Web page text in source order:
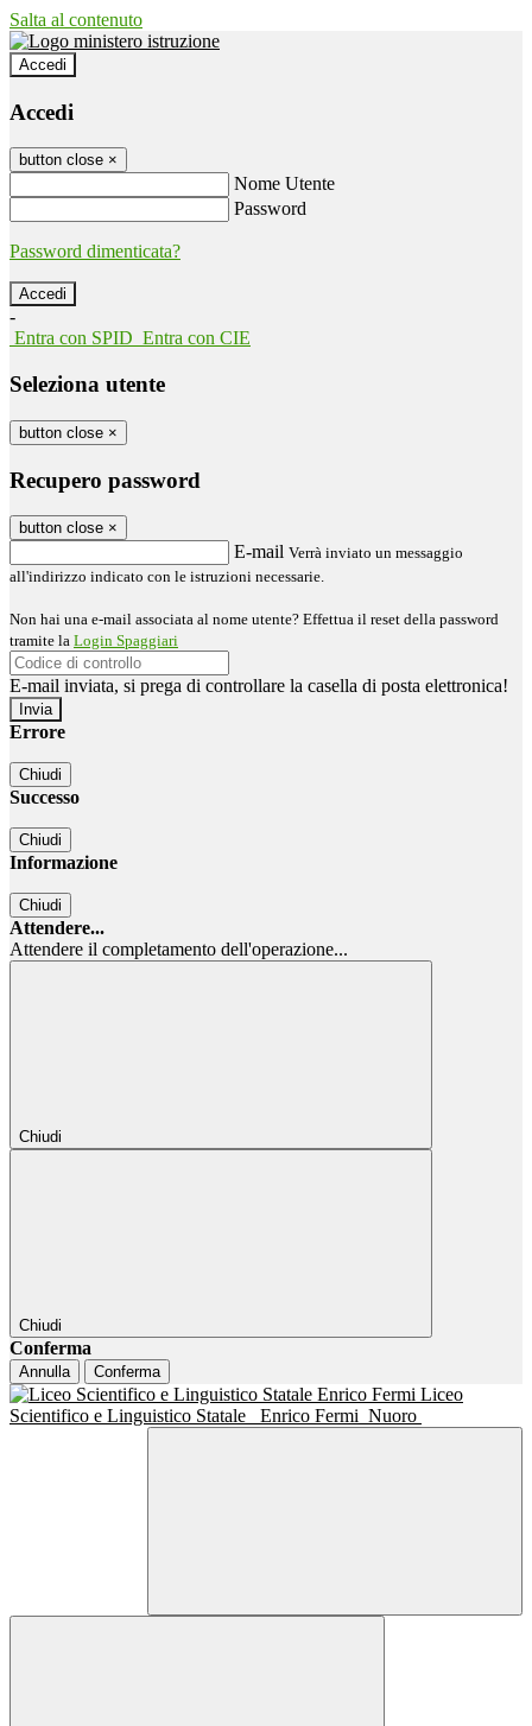
Salta al contenuto
Accedi
Accedi
button close ×
Nome Utente
Password
Password dimenticata?
-
Entra con SPID Entra con CIE
Seleziona utente
button close ×
Recupero password
button close ×
E-mail Verrà inviato un messaggio
all'indirizzo indicato con le istruzioni necessarie.
Non hai una e-mail associata al nome utente? Effettua il reset della password
tramite la Login Spaggiari
E-mail inviata, si prega di controllare la casella di posta elettronica!
Errore
Chiudi
Successo
Chiudi
Informazione
Chiudi
Attendere...
Attendere il completamento dell'operazione...
Chiudi
Chiudi
Conferma
Annulla Conferma
Liceo
Scientifico e Linguistico Statale
Enrico Fermi Nuoro